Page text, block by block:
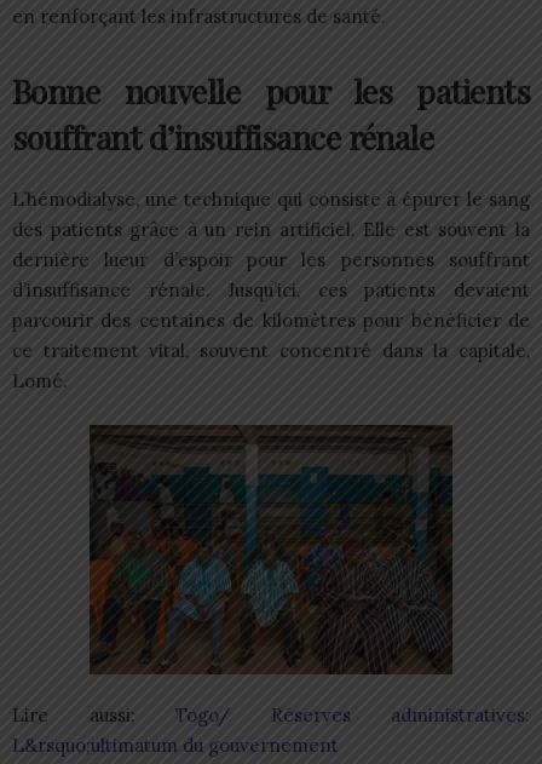
en renforçant les infrastructures de santé.
Bonne nouvelle pour les patients
souffrant d’insuffisance rénale
L’hémodialyse, une technique qui consiste à épurer le sang
des patients grâce à un rein artificiel. Elle est souvent la
dernière lueur d’espoir pour les personnes souffrant
d’insuffisance rénale. Jusqu’ici, ces patients devaient
parcourir des centaines de kilomètres pour bénéficier de
ce traitement vital, souvent concentré dans la capitale,
Lomé.
Lire aussi: Togo/ Réserves administratives:
L&rsquo;ultimatum du gouvernement